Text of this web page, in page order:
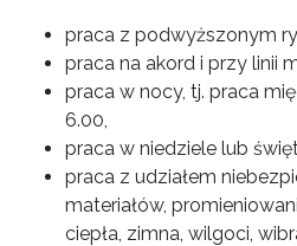
praca z podwyższonym
praca na akord i przy linii
praca w nocy, tj. praca
6.00,
praca w niedziele lub
praca z udziałem
materiałów,
ciepła, zimna, wilgoci,